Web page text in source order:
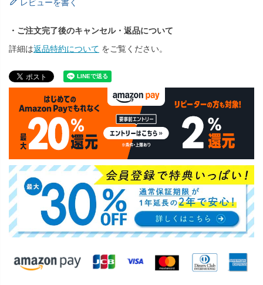
レビューを書く
・ご注文完了後のキャンセル・返品について
詳細は返品特約について をご覧ください。